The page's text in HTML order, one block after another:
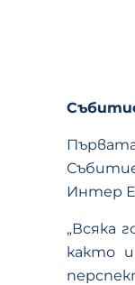
Интер
„Всяка
както